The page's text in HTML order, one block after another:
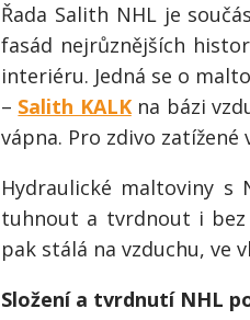
Řada Salith NHL je
fasád nejrůznějších
interiéru. Jedná se o
– Salith KALKna bázi
vápna. Pro zdivo
Hydraulické maltoviny s
tuhnout a tvrdnout i bez
pak stálá na vzduchu, ve
Složení a tvrdnutí NHL